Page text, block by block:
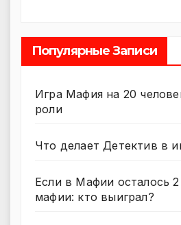
Популярные Записи
Игра Мафия на 20
роли
Что делает Детектив в
Если в Мафии осталось
мафии: кто выиграл?